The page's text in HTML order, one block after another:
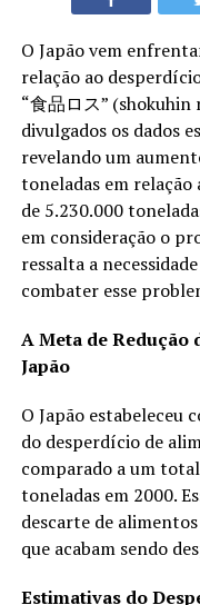
O Japão vem
relação ao
“食品ロス”
divulgados os dados
revelando um
toneladas em
de 5.230.000
em consideração o
ressalta a
combater esse
A Meta de Redução
Japão
O Japão estabeleceu
do desperdício de
comparado a um
toneladas em 2000.
descarte de
que acabam sendo
Estimativas do